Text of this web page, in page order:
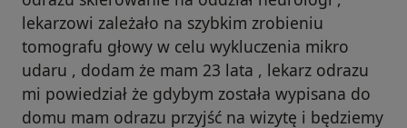
lekarzowi zależało na szybkim zrobieniu
tomografu głowy w celu wykluczenia mikro
udaru , dodam że mam 23 lata , lekarz odrazu
mi powiedział że gdybym została wypisana do
domu mam odrazu przyjść na wizytę i będziemy